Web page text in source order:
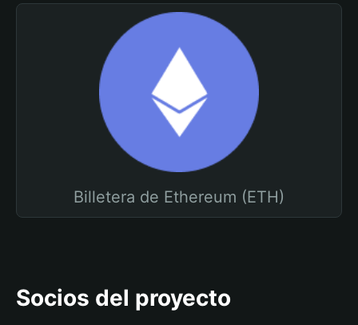
Billetera de Ethereum (ETH)
Socios del proyecto